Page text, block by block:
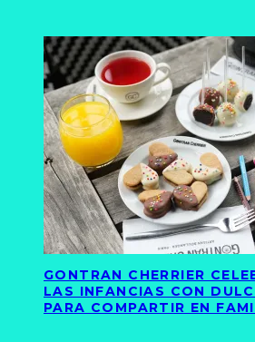
GONTRAN CHERRIER
LAS INFANCIAS CON
PARA COMPARTIR EN